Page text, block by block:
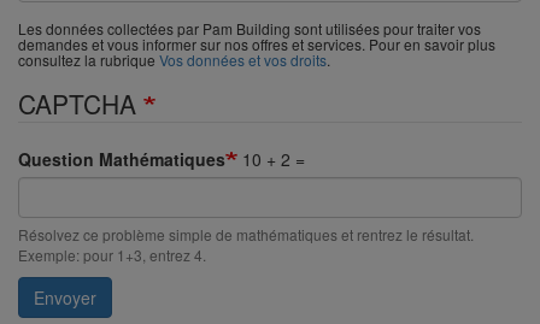
Les données collectées par Pam Building sont utilisées pour traiter vos
demandes et vous informer sur nos offres et services. Pour en savoir plus
consultez la rubrique Vos données et vos droits.
CAPTCHA
Question Mathématiques 10 + 2 =
Résolvez ce problème simple de mathématiques et rentrez le résultat.
Exemple: pour 1+3, entrez 4.
Envoyer